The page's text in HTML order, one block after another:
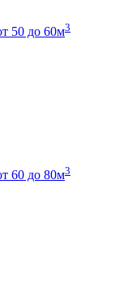
50 до 60м3
60 до 80м3